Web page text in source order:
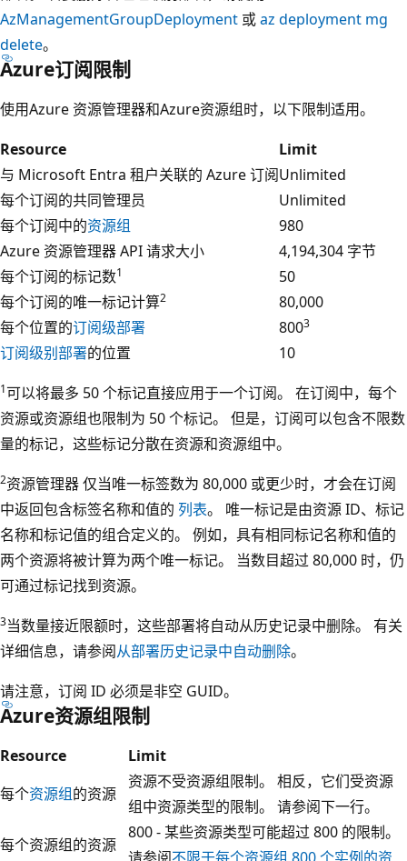
AzManagementGroupDeployment 或az deployment mg
delete。
Azure订阅限制
使用Azure 资源管理器和Azure资源组时，以下限制适用。
Resource
Limit
与 Microsoft Entra 租户关联的 Azure 订阅Unlimited
每个订阅的共同管理员
Unlimited
每个订阅中的资源组
980
Azure 资源管理器 API 请求大小
4,194,304 字节
每个订阅的标记数1
50
每个订阅的唯一标记计算2
80,000
每个位置的订阅级部署 8003
订阅级别部署的位置 10
1可以将最多 50 个标记直接应用于一个订阅。 在订阅中，每个
资源或资源组也限制为 50 个标记。 但是，订阅可以包含不限数
量的标记，这些标记分散在资源和资源组中。
2资源管理器 仅当唯一标签数为 80,000 或更少时，才会在订阅
中返回包含标签名称和值的 列表。 唯一标记是由资源 ID、标记
名称和标记值的组合定义的。 例如，具有相同标记名称和值的
两个资源将被计算为两个唯一标记。 当数目超过 80,000 时，仍
可通过标记找到资源。
3当数量接近限额时，这些部署将自动从历史记录中删除。 有关
详细信息，请参阅从部署历史记录中自动删除。
请注意，订阅 ID 必须是非空 GUID。
Azure资源组限制
Resource
Limit
每个资源组的资源
资源不受资源组限制。 相反，它们受资源
组中资源类型的限制。 请参阅下一行。
每个资源组的资源
800 - 某些资源类型可能超过 800 的限制。
请参阅不限于每个资源组 800 个实例的资